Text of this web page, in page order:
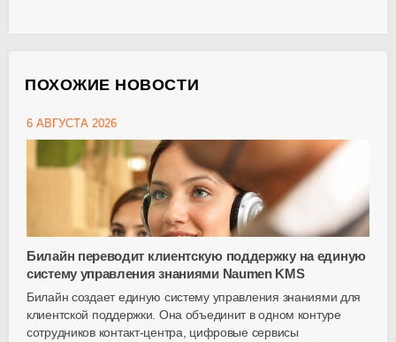
ПОХОЖИЕ НОВОСТИ
6 АВГУСТА 2026
Билайн переводит клиентскую поддержку на единую
систему управления знаниями Naumen KMS
Билайн создает единую систему управления знаниями для
клиентской поддержки. Она объединит в одном контуре
сотрудников контакт-центра , цифровые сервисы